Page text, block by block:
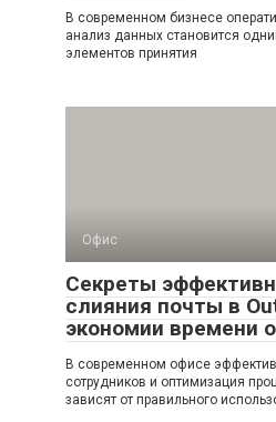
В современном бизнесе
анализ данных становится
элементов принятия
Офис
Секреты
слияния почты в
экономии времени
В современном офисе
сотрудников и оптимизация
зависят от правильного